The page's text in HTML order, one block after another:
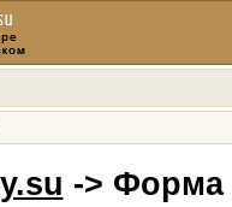
-> Форма